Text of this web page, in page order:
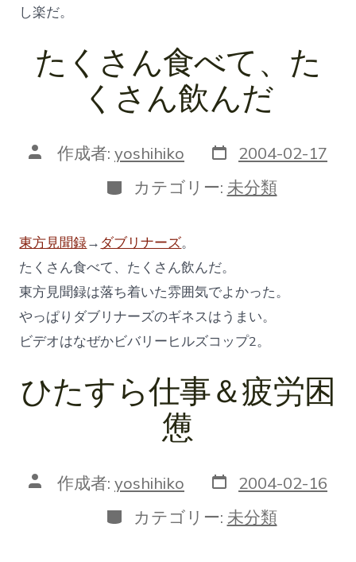
し楽だ。
たくさん食べて、た
くさん飲んだ
投 作成者: yoshihiko 投
稿
日
2004-02-17
カ
テ
リ
ー
カテゴリー: 未分類
東方見聞録→ ダブリナーズ。
たくさん食べて、たくさん飲んだ。
東方見聞録は落ち着いた雰囲気でよかった。
やっぱりダブリナーズのギネスはうまい。
ビデオはなぜかビバリーヒルズコップ2。
ひたすら仕事＆疲労困
憊
投 作成者: yoshihiko 投
稿
日
2004-02-16
カ
テ
カテゴリー: 未分類